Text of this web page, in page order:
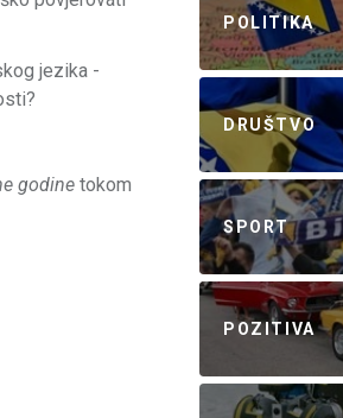
jezika -
godine tokom
POLITIKA
DRUŠTVO
SPORT
POZITIVA